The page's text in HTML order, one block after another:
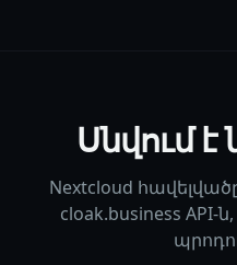
Սնվում է
Nextcloud
cloak.business API-